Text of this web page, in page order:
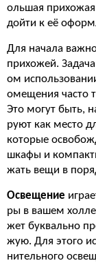
ольшая
дойти к её
Для начала
прихожей.
ом
омещения часто
Это могут быть,
руют как место
которые
шкафы и
жать вещи в
Освещение
ры в вашем
жет буквально
жую. Для этого
нительного